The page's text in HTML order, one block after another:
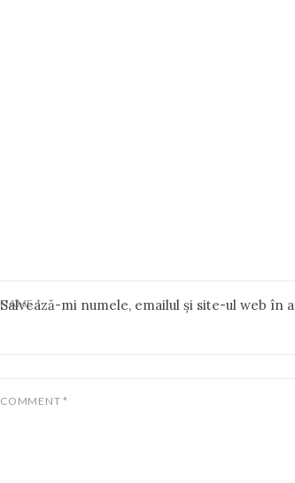
NAME*
Salvează-mi numele, emailul și site-ul web
COMMENT *